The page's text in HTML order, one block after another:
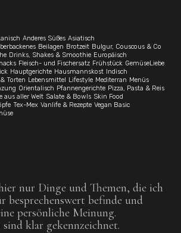
Anderes Süßes Asiatisch
Beilagen Brotzeit Bulgur, Couscous & Co
Drinks, Shakes & Smoothie Europäisch
Fleisch- und Fischersatz Frühstück GemüseLiebe
Hauptgerichte Hausmannskost Indisch
Torten Lebensmittel Lifestyle Mediterran Menüs
Orientalisch Pfannengerichte Pizza, Pasta & Reis
aus aller Welt Salate & Bowls Skin Food
Tex-Mex Vanlife & Rezepte Vegan Basic
nur Dinge und Themen, die ich
besprechenswert befinde und
persönliche Meinung.
klar gekennzeichnet.